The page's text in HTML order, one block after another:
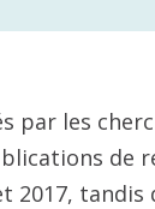
par les
de
2017, tandis